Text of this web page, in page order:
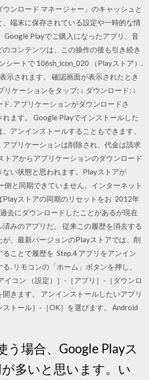
ンロード マネージャー」のキャッシュと
、端末に保存されている設定や一時的な情
Google Playでご購入になったアプリ、音
コンテンツは、この操作の後も引き続き
シートで 106sh_icon_020 （Playストア）.
示されます。 確認画面が表示されたとき
リケーションをタップ; ↓ ダウンロード; ↓
. アプリケーションがダウンロードさ
れます。 Google Playでインストールした
アンインストールすることもできます。
アプリケーションは削除され、代金は請求
トアからアプリケーションのダウンロード
ない状態と思われます。Playストアが
側と同期できていません。インターネット
Playストアの同期のリセットをお 2012年
去にダウンロードしたことがあるが現在
みのアプリだ。 従来この履歴を消去する
が、最新バージョンのPlayストアでは、削
ことで履歴を Step.4 アプリをアンイン
. リモコンの「ホーム」ボタンを押し、
イコン （設定）］-［アプリ］-［ダウンロ
きます。 アンインストールしたいアプリ
ストール］-［OK］を選びます。 Android
う場合、Google Playス
が多いと思います。い